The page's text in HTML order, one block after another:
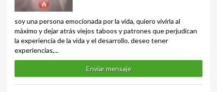
soy una persona emocionada por la vida, quiero vivirla al
máximo y dejar atrás viejos taboos y patrones que perjudican
la experiencia de la vida y el desarrollo. deseo tener
experiencias,...
Enviar mensaje